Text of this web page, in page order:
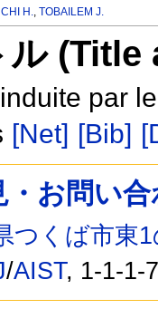
H.,TOBAILEM J.
ル
par
[Net] [Bib]
・お問い
つくば市東
/AIST, 1-1-1-